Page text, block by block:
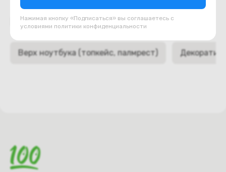
Нажимая кнопку «Подписаться» вы соглашаетесь с
условиями политики конфиденциальности
Подборки товаров в категории
Верх ноутбука (топкейс, палмрест)